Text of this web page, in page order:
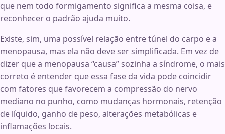
que nem todo formigamento significa a mesma coisa, e
reconhecer o padrão ajuda muito.
Existe, sim, uma possível relação entre túnel do carpo e a
menopausa, mas ela não deve ser simplificada. Em vez de
dizer que a menopausa “causa” sozinha a síndrome, o mais
correto é entender que essa fase da vida pode coincidir
com fatores que favorecem a compressão do nervo
mediano no punho, como mudanças hormonais, retenção
de líquido, ganho de peso, alterações metabólicas e
inflamações locais.